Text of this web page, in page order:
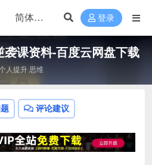
登录
课资料-百度云网盘下载
人提升 思维
评论建议